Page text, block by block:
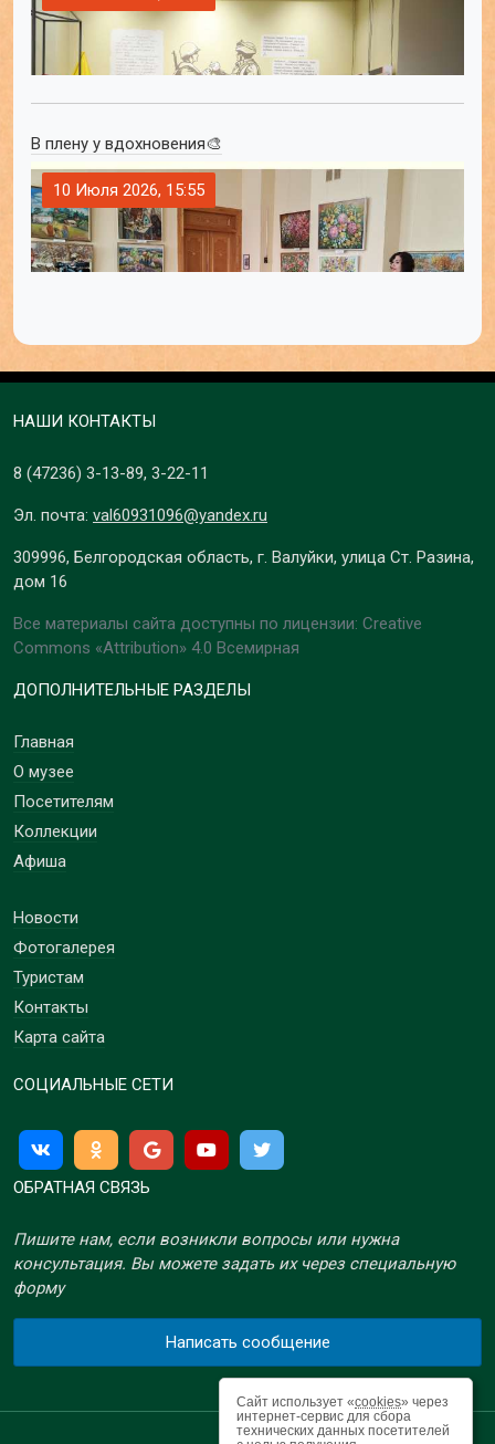
В плену у вдохновения🎨
10 Июля 2026, 15:55
НАШИ КОНТАКТЫ
8 (47236) 3-13-89, 3-22-11
Эл. почта: val60931096@yandex.ru
309996, Белгородская область, г. Валуйки, улица Ст. Разина,
дом 16
Все материалы сайта доступны по лицензии: Creative
Commons «Attribution» 4.0 Всемирная
ДОПОЛНИТЕЛЬНЫЕ РАЗДЕЛЫ
Главная
О музее
Посетителям
Коллекции
Афиша
Новости
Фотогалерея
Туристам
Контакты
Карта сайта
СОЦИАЛЬНЫЕ СЕТИ
ОБРАТНАЯ СВЯЗЬ
Пишите нам, если возникли вопросы или нужна
консультация. Вы можете задать их через специальную
форму
Написать сообщение
Сайт использует «cookies» через
интернет-сервис для сбора
технических данных посетителей